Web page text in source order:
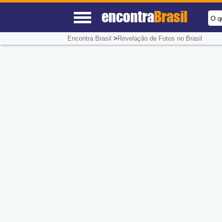
encontraBrasil O
Encontra Brasil >Revelação de Fotos no Brasil